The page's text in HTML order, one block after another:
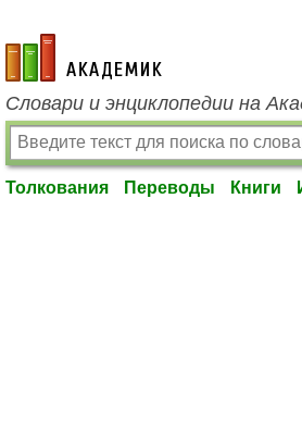
academic.ru
Словари и энциклопедии на
Толкования Переводы Книги